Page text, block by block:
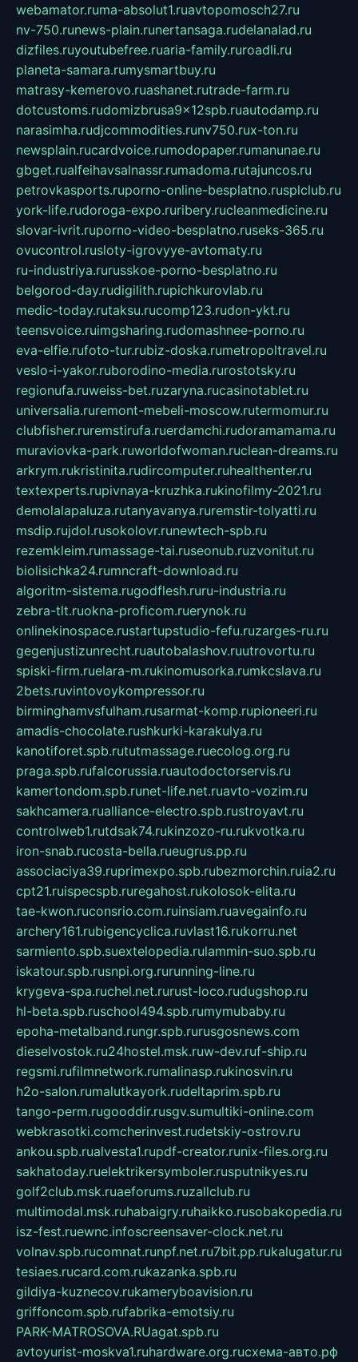
webamator.ruma-absolut1.ruavtopomosch27.ru
nv-750.runews-plain.runertansaga.rudelanalad.ru
dizfiles.ruyoutubefree.ruaria-family.ruroadli.ru
planeta-samara.rumysmartbuy.ru
matrasy-kemerovo.ruashanet.rutrade-farm.ru
dotcustoms.rudomizbrusa9x12spb.ruautodamp.ru
narasimha.rudjcommodities.runv750.rux-ton.ru
newsplain.rucardvoice.rumodopaper.rumanunae.ru
gbget.rualfeihavsalnassr.rumadoma.rutajuncos.ru
petrovkasports.ruporno-online-besplatno.rusplclub.ru
york-life.rudoroga-expo.ruribery.rucleanmedicine.ru
slovar-ivrit.ruporno-video-besplatno.ruseks-365.ru
ovucontrol.rusloty-igrovyye-avtomaty.ru
ru-industriya.rurusskoe-porno-besplatno.ru
belgorod-day.rudigilith.rupichkurovlab.ru
medic-today.rutaksu.rucomp123.rudon-ykt.ru
teensvoice.ruimgsharing.rudomashnee-porno.ru
eva-elfie.rufoto-tur.rubiz-doska.rumetropoltravel.ru
veslo-i-yakor.ruborodino-media.rurostotsky.ru
regionufa.ruweiss-bet.ruzaryna.rucasinotablet.ru
universalia.ruremont-mebeli-moscow.rutermomur.ru
clubfisher.ruremstirufa.ruerdamchi.rudoramamama.ru
muraviovka-park.ruworldofwoman.ruclean-dreams.ru
arkrym.rukristinita.rudircomputer.ruhealthenter.ru
textexperts.rupivnaya-kruzhka.rukinofilmy-2021.ru
demolalapaluza.rutanyavanya.ruremstir-tolyatti.ru
msdip.rujdol.rusokolovr.runewtech-spb.ru
rezemkleim.rumassage-tai.ruseonub.ruzvonitut.ru
biolisichka24.rumncraft-download.ru
algoritm-sistema.rugodflesh.ruru-industria.ru
zebra-tlt.ruokna-proficom.ruerynok.ru
onlinekinospace.rustartupstudio-fefu.ruzarges-ru.ru
gegenjustizunrecht.ruautobalashov.ruutrovortu.ru
spiski-firm.ruelara-m.rukinomusorka.rumkcslava.ru
2bets.ruvintovoykompressor.ru
birminghamvsfulham.rusarmat-komp.rupioneeri.ru
amadis-chocolate.rushkurki-karakulya.ru
kanotiforet.spb.rututmassage.ruecolog.org.ru
praga.spb.rufalcorussia.ruautodoctorservis.ru
kamertondom.spb.runet-life.net.ruavto-vozim.ru
sakhcamera.rualliance-electro.spb.rustroyavt.ru
controlweb1.rutdsak74.rukinzozo-ru.rukvotka.ru
iron-snab.rucosta-bella.rueugrus.pp.ru
associaciya39.ruprimexpo.spb.rubezmorchin.ruia2.ru
cpt21.ruispecspb.ruregahost.rukolosok-elita.ru
tae-kwon.ruconsrio.com.ruinsiam.ruavegainfo.ru
archery161.rubigencyclica.ruvlast16.rukorru.net
sarmiento.spb.suextelopedia.rulammin-suo.spb.ru
iskatour.spb.rusnpi.org.rurunning-line.ru
krygeva-spa.ruchel.net.rurust-loco.rudugshop.ru
hl-beta.spb.ruschool494.spb.rumymubaby.ru
epoha-metalband.rungr.spb.rurusgosnews.com
dieselvostok.ru24hostel.msk.ruw-dev.ruf-ship.ru
regsmi.rufilmnetwork.rumalinasp.rukinosvin.ru
h2o-salon.rumalutkayork.rudeltaprim.spb.ru
tango-perm.rugooddir.rusgv.sumultiki-online.com
webkrasotki.comcherinvest.rudetskiy-ostrov.ru
ankou.spb.rualvesta1.rupdf-creator.runix-files.org.ru
sakhatoday.ruelektrikersymboler.rusputnikyes.ru
golf2club.msk.ruaeforums.ruzallclub.ru
multimodal.msk.ruhabaigry.ruhaikko.rusobakopedia.ru
isz-fest.ruewnc.infoscreensaver-clock.net.ru
volnav.spb.rucomnat.runpf.net.ru7bit.pp.rukalugatur.ru
tesiaes.rucard.com.rukazanka.spb.ru
gildiya-kuznecov.rukameryboavision.ru
griffoncom.spb.rufabrika-emotsiy.ru
PARK-MATROSOVA.RUagat.spb.ru
avtoyurist-moskva1.ruhardware.org.ruсхема-авто.рф